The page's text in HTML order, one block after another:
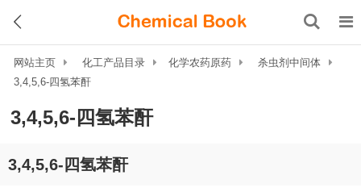
网站主页 化工产品目录 化学农药原药
杀虫剂中间体
3,4,5,6-四氢苯酐
3,4,5,6-四氢苯酐
3,4,5,6-四氢苯酐